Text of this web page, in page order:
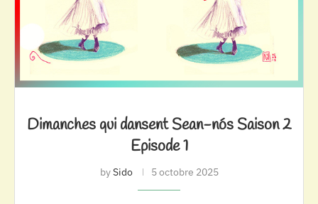
Dimanches qui dansent Sean-nós Saison 2
Episode 1
bySido 5 octobre 2025